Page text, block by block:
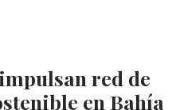
red de
en Bahía